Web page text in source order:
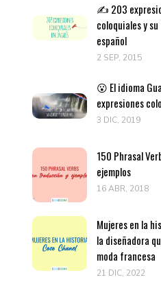
✍️ 203
coloquiales y
español
2 SEP, 2015
😮 El idioma
expresiones
3 DIC, 2019
150 Phrasal
ejemplos
16 ABR, 2018
Mujeres en la
la diseñadora
moda francesa
21 DIC, 2022